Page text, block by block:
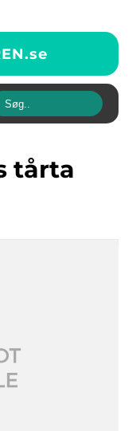
se
tårta